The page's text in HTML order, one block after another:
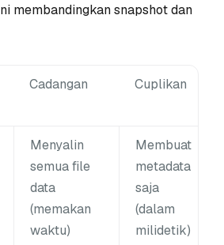
membandingkan snapshot dan
Cadangan Cuplikan
Menyalin
semua file
data
(memakan
waktu)
Membuat
metadata
saja
(dalam
milidetik)